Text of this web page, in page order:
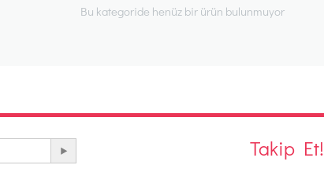
Bu kategoride henüz bir ürün bulunmuyor
Takip Et!